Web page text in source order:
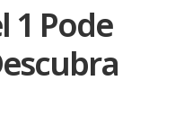
1 Pode